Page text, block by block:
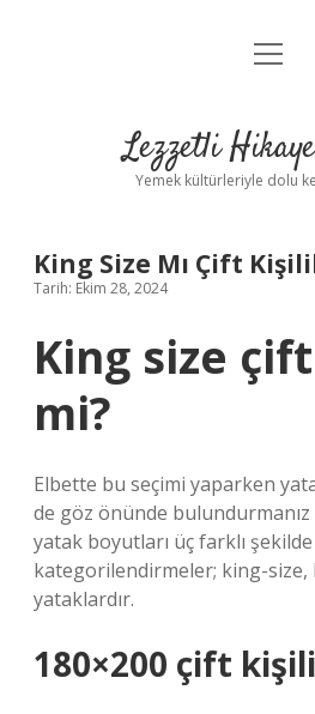
Anasayfa
Yasal
menüyü
Lezzetli
Yemek kültürleriyle dolu
King Size Mı Çift
Tarih: Ekim 28, 2024
King size
mi?
Elbette bu seçimi yaparken
de göz önünde
yatak boyutları üç farklı
kategorilendirmeler; king-
yataklardır.
180×200 çift